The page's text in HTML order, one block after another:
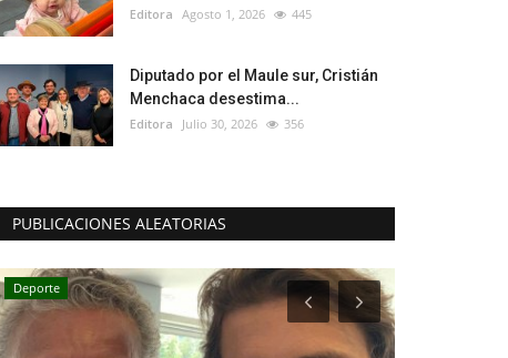
Editora Agosto 1, 2026 445
Diputado por el Maule sur, Cristián
Menchaca desestima...
Editora Julio 30, 2026 356
PUBLICACIONES ALEATORIAS
Deporte